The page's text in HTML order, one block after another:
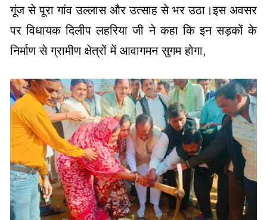
गूंज से पूरा गांव उल्लास और उत्साह से भर उठा।इस अवसर
पर विधायक दिलीप लहरिया जी ने कहा कि इन सड़कों के
निर्माण से ग्रामीण क्षेत्रों में आवागमन सुगम होगा,